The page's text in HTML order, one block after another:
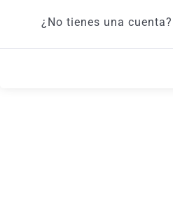
¿No tienes una cuenta?